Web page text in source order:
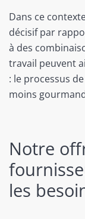
Dans ce
décisif par
à des
travail peuvent
: le processus
moins
Notre
les